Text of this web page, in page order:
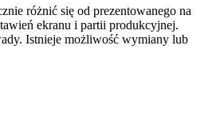
różnić się od prezentowanego na
ekranu i partii produkcyjnej.
Istnieje możliwość wymiany lub